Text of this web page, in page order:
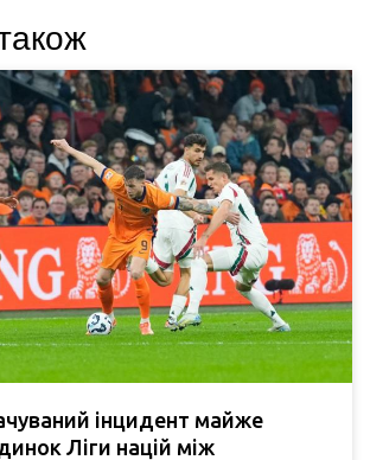
інцидент майже
Ліги націй між